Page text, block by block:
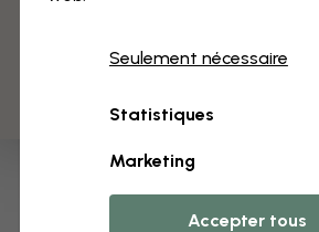
Ajoutez 6–10 cm à la largeur et à la hauteur
Seulement nécessaire
Statistiques
Marketing
Accepter tous